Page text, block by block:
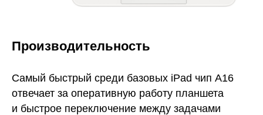
Производительность
Самый быстрый среди базовых iPad чип A16
отвечает за оперативную работу планшета
и быстрое переключение между задачами